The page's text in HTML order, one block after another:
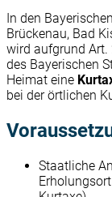
In den
Brückenau, Bad
wird aufgrund Art.
des Bayerischen
Heimat eine
bei der örtlichen
Staatliche